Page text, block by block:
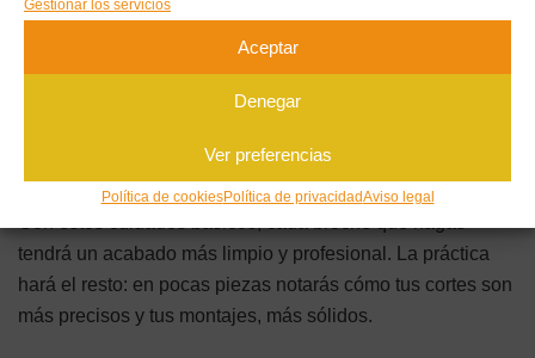
Gestionar los servicios
Aceptar
Denegar
Ver preferencias
Política de cookiesPolítica de privacidadAviso legal
más. Usa hilo del mismo color que el fieltro para que las
puntadas se disimulen, y reserva el contraste solo para los
detalles que quieras destacar. Por último, si vendes o
regalas tus broches, refuerza siempre el cierre con un par
tendrá un acabado más limpio y profesional. La práctica
hará el resto: en pocas piezas notarás cómo tus cortes son
más precisos y tus montajes, más sólidos.